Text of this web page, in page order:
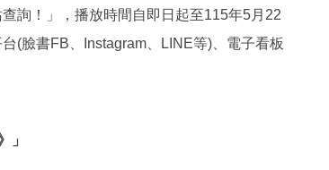
詢！」，播放時間自即日起至115年5月22
(臉書FB、Instagram、LINE等)、電子看板
」